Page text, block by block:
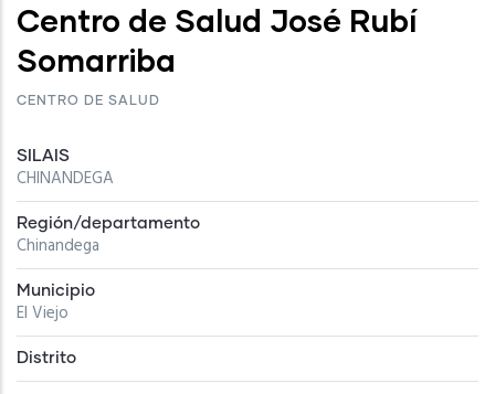
Centro de Salud José Rubí
Somarriba
CENTRO DE SALUD
SILAIS
CHINANDEGA
Región/departamento
Chinandega
Municipio
El Viejo
Distrito